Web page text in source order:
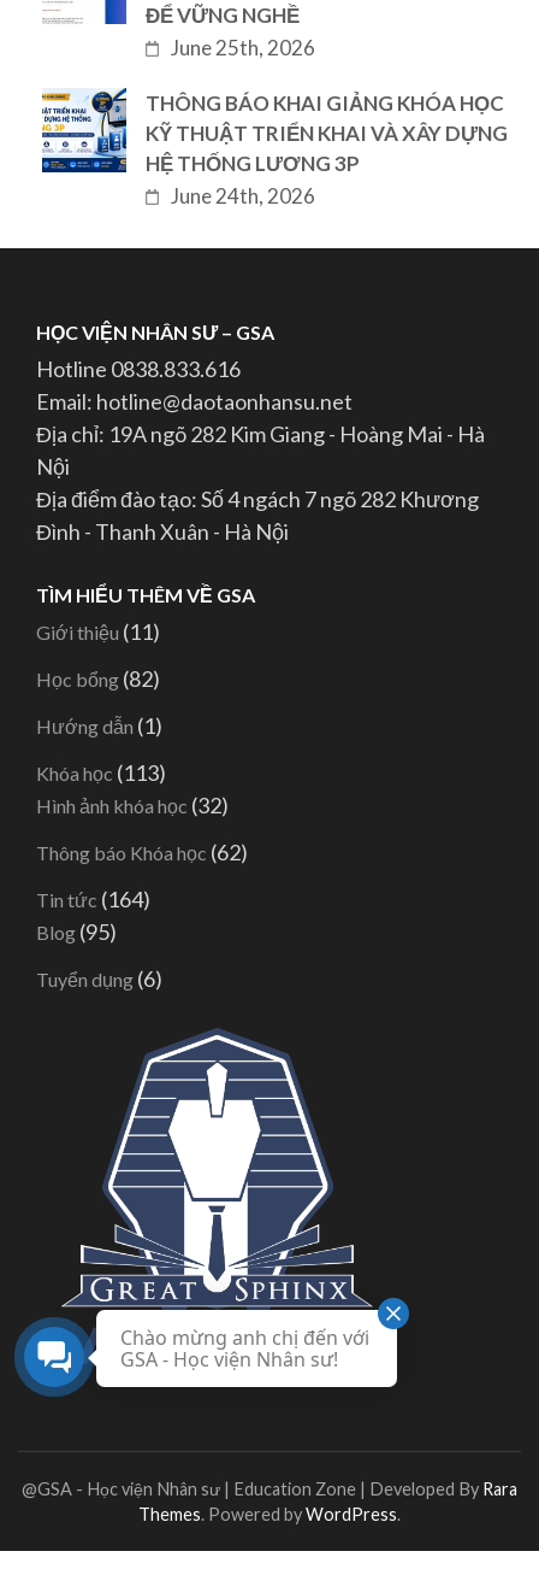
ĐỂ VỮNG NGHỀ
June 25th, 2026
THÔNG BÁO KHAI GIẢNG KHÓA HỌC
KỸ THUẬT TRIỂN KHAI VÀ XÂY DỰNG
HỆ THỐNG LƯƠNG 3P
June 24th, 2026
HỌC VIỆN NHÂN SƯ – GSA
Hotline 0838.833.616
Email: hotline@daotaonhansu.net
Địa chỉ: 19A ngõ 282 Kim Giang - Hoàng Mai - Hà
Nội
Địa điểm đào tạo: Số 4 ngách 7 ngõ 282 Khương
Đình - Thanh Xuân - Hà Nội
TÌM HIỂU THÊM VỀ GSA
Giới thiệu (11)
Học bổng (82)
Hướng dẫn (1)
Khóa học (113)
Hình ảnh khóa học (32)
Thông báo Khóa học (62)
Tin tức (164)
Blog (95)
Tuyển dụng (6)
@GSA - Học viện Nhân sư | Education Zone | Developed By Rara
Themes. Powered byWordPress.
Chào mừng anh chị đến với
GSA - Học viện Nhân sư!